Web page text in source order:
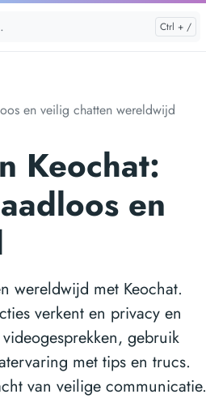
en veilig chatten wereldwijd
Keochat:
en
wereldwijd met Keochat.
verkent en privacy en
gebruik
met tips en trucs.
van veilige communicatie.